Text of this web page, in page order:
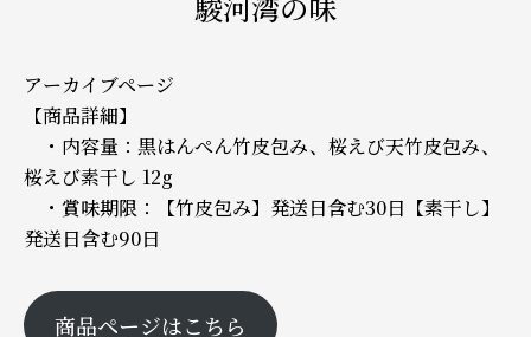
アーカイブページ
【商品詳細】
・内容量：黒はんぺん竹皮包み、桜えび天竹皮包み、
桜えび素干し 12g
・賞味期限：【竹皮包み】発送日含む30日【素干し】
発送日含む90日
商品ページはこちら